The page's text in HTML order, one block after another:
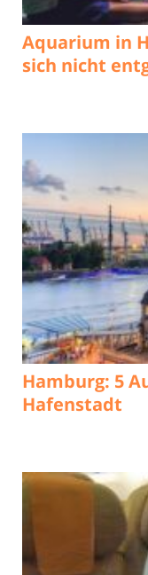
Aquarium in
sich nicht
Hamburg: 5
Hafenstadt